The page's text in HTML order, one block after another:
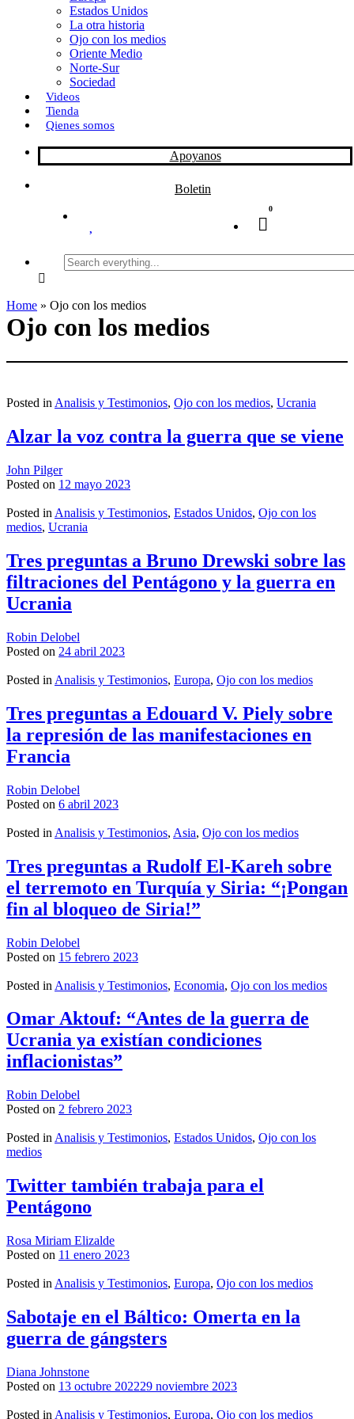
Estados Unidos
La otra historia
Ojo con los medios
Oriente Medio
Norte-Sur
Sociedad
Videos
Tienda
Qienes somos
Apoyanos
Boletin
0
Search
everything...
Home » Ojo con los medios
Ojo con los medios
Posted in Analisis y Testimonios, Ojo con los medios, Ucrania
Alzar la voz contra la guerra que se viene
John Pilger
Posted on 12 mayo 2023
Posted in Analisis y Testimonios, Estados Unidos, Ojo con los
medios, Ucrania
Tres preguntas a Bruno Drewski sobre las
filtraciones del Pentágono y la guerra en
Ucrania
Robin Delobel
Posted on 24 abril 2023
Posted in Analisis y Testimonios, Europa, Ojo con los medios
Tres preguntas a Edouard V. Piely sobre
la represión de las manifestaciones en
Francia
Robin Delobel
Posted on 6 abril 2023
Posted in Analisis y Testimonios, Asia, Ojo con los medios
Tres preguntas a Rudolf El-Kareh sobre
el terremoto en Turquía y Siria: “¡Pongan
fin al bloqueo de Siria!”
Robin Delobel
Posted on 15 febrero 2023
Posted in Analisis y Testimonios, Economia, Ojo con los medios
Omar Aktouf: “Antes de la guerra de
Ucrania ya existían condiciones
inflacionistas”
Robin Delobel
Posted on 2 febrero 2023
Posted in Analisis y Testimonios, Estados Unidos, Ojo con los
medios
Twitter también trabaja para el
Pentágono
Rosa Miriam Elizalde
Posted on 11 enero 2023
Posted in Analisis y Testimonios, Europa, Ojo con los medios
Sabotaje en el Báltico: Omerta en la
guerra de gángsters
Diana Johnstone
Posted on 13 octubre 202229 noviembre 2023
Posted in Analisis y Testimonios, Europa, Ojo con los medios